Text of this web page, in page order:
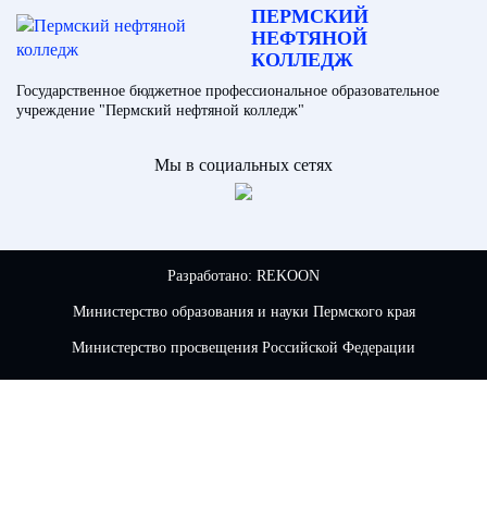
ПЕРМСКИЙ
НЕФТЯНОЙ
КОЛЛЕДЖ
Государственное бюджетное профессиональное образовательное
учреждение "Пермский нефтяной колледж"
Мы в социальных сетях
Разработано: REKOON
Министерство образования и науки Пермского края
Министерство просвещения Российской Федерации